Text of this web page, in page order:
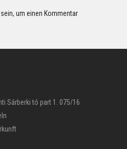
sein, um einen Kommentar
Sárberki tó part 1. 075/16